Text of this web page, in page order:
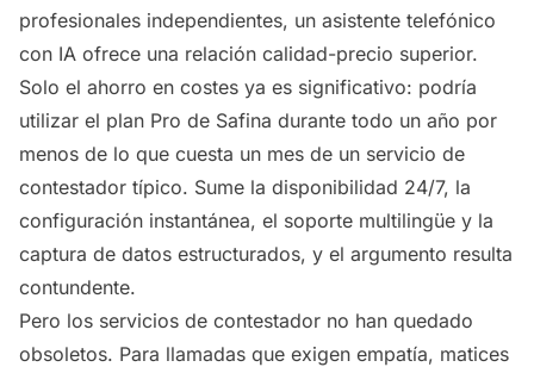
profesionales independientes, un asistente telefónico
con IA ofrece una relación calidad-precio superior.
Solo el ahorro en costes ya es significativo: podría
utilizar el plan Pro de Safina durante todo un año por
menos de lo que cuesta un mes de un servicio de
contestador típico. Sume la disponibilidad 24/7, la
configuración instantánea, el soporte multilingüe y la
captura de datos estructurados, y el argumento resulta
contundente.
Pero los servicios de contestador no han quedado
obsoletos. Para llamadas que exigen empatía, matices